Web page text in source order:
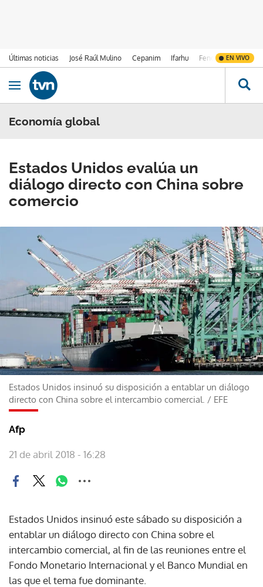
Últimas noticias José Raúl Mulino Cepanim Ifarhu Fenómeno de El
EN VIVO
Ir al contenido
Obrir navegació
Economía global
Estados Unidos evalúa un
diálogo directo con China sobre
comercio
Estados Unidos insinuó su disposición a entablar un diálogo
directo con China sobre el intercambio comercial. / EFE
Afp
21 de abril 2018 - 16:28
Estados Unidos insinuó este sábado su disposición a
entablar un diálogo directo con China sobre el
intercambio comercial, al fin de las reuniones entre el
Fondo Monetario Internacional y el Banco Mundial en
las que el tema fue dominante.